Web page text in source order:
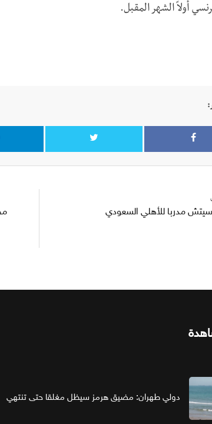
أولاً الشهر المقبل.
مدربا للأهلي السعودي
دولي طهران: مضيق هرمز سيظل مغلقا حتى تنتهي